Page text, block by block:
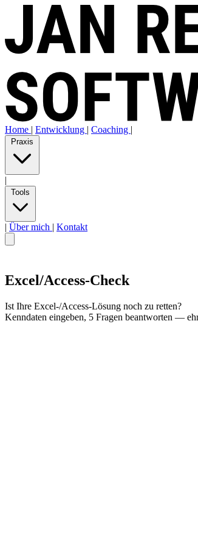
Home | Entwicklung | Coaching |
Praxis
|
Tools
| Über mich | Kontakt
Excel/Access-Check
Ist Ihre Excel-/Access-Lösung noch zu retten?
Kenndaten eingeben, 5 Fragen beantworten —